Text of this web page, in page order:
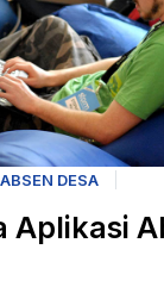
DESA
Aplikasi